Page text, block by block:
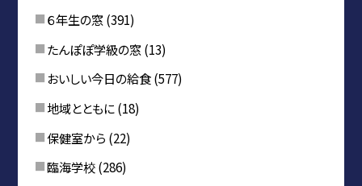
６年生の窓(391)
たんぽぽ学級の窓(13)
おいしい今日の給食(577)
地域とともに(18)
保健室から (22)
臨海学校(286)